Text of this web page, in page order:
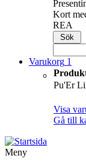
Kort
REA
Varukorg 1
Pu'Er
Visa
Gå till
Meny